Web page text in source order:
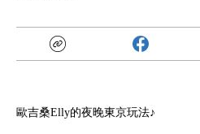
歐吉桑Elly的夜晚東京玩法♪